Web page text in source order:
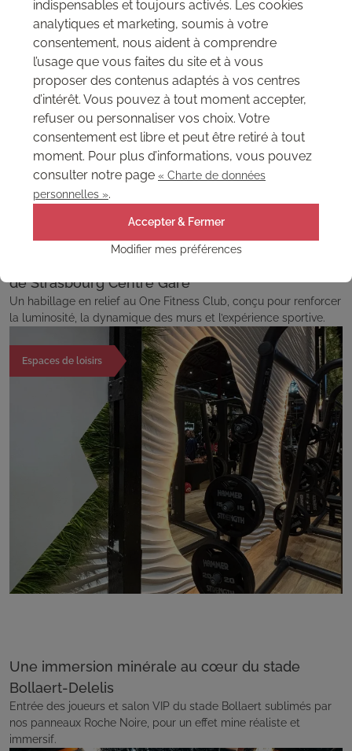
de Strasbourg Centre Gare
Un habillage en relief au One Fitness Club, conçu pour renforcer
la luminosité, la dynamique des murs et l’expérience sportive.
Espaces de loisirs
Une immersion minérale au cœur du stade
Bollaert-Delelis
Entrée des joueurs et salon VIP du stade Bollaert sublimés par
nos panneaux Roche Noire, pour un effet mine réaliste et
immersif.
indispensables et toujours activés. Les cookies
analytiques et marketing, soumis à votre
consentement, nous aident à comprendre
l’usage que vous faites du site et à vous
proposer des contenus adaptés à vos centres
d’intérêt. Vous pouvez à tout moment accepter,
refuser ou personnaliser vos choix. Votre
consentement est libre et peut être retiré à tout
moment. Pour plus d’informations, vous pouvez
consulter notre page « Charte de données
personnelles ».
Accepter & Fermer
Modifier mes préférences